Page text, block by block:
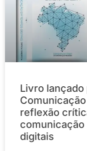
Livro
reflexão
comunicação
digitais